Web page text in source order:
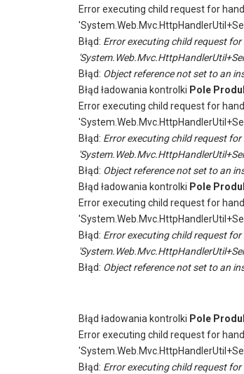
Error executing child request for
Błąd: Error executing child request for
Błąd: Object reference not set to an
Błąd ładowania kontrolki Pole
Error executing child request for
Błąd: Error executing child request for
Błąd: Object reference not set to an
Błąd ładowania kontrolki Pole
Error executing child request for
Błąd: Error executing child request for
Błąd: Object reference not set to an
Błąd ładowania kontrolki Pole
Error executing child request for
Błąd: Error executing child request for